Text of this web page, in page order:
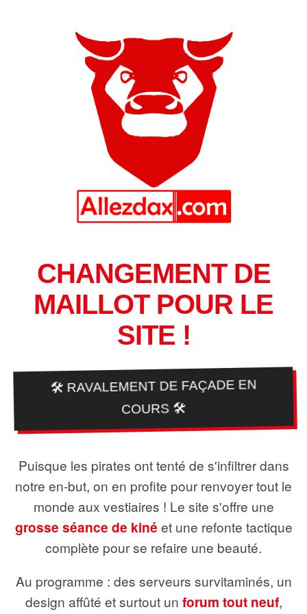
CHANGEMENT DE
MAILLOT POUR LE
SITE !
🛠️ RAVALEMENT DE FAÇADE EN
COURS 🛠️
Puisque les pirates ont tenté de s'infiltrer dans
notre en-but, on en profite pour renvoyer tout le
monde aux vestiaires ! Le site s'offre une
grosse séance de kiné et une refonte tactique
complète pour se refaire une beauté.
Au programme : des serveurs survitaminés, un
design affûté et surtout un forum tout neuf,